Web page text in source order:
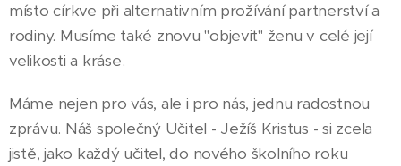
místo církve při alternativním prožívání partnerství a
rodiny. Musíme také znovu "objevit" ženu v celé její
velikosti a kráse.
Máme nejen pro vás, ale i pro nás, jednu radostnou
zprávu. Náš společný Učitel - Ježíš Kristus - si zcela
jistě, jako každý učitel, do nového školního roku